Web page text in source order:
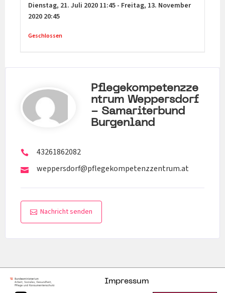
Dienstag, 21. Juli 2020 11:45 - Freitag, 13. November
2020 20:45
Geschlossen
Pflegekompetenzze
Ntrum Weppersdorf
- Samariterbund
Burgenland
43261862082
weppersdorf@pflegekompetenzzentrum.at
Nachricht senden
Impressum